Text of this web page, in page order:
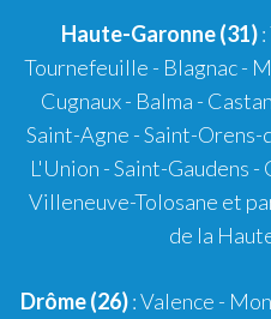
Haute-Garonne (31):
Tournefeuille - Blagnac-
Cugnaux- Balma -
Saint-Agne - Saint-Orens-
L'Union - Saint-Gaudens
Villeneuve-Tolosane et
de la
Drôme (26):Valence -